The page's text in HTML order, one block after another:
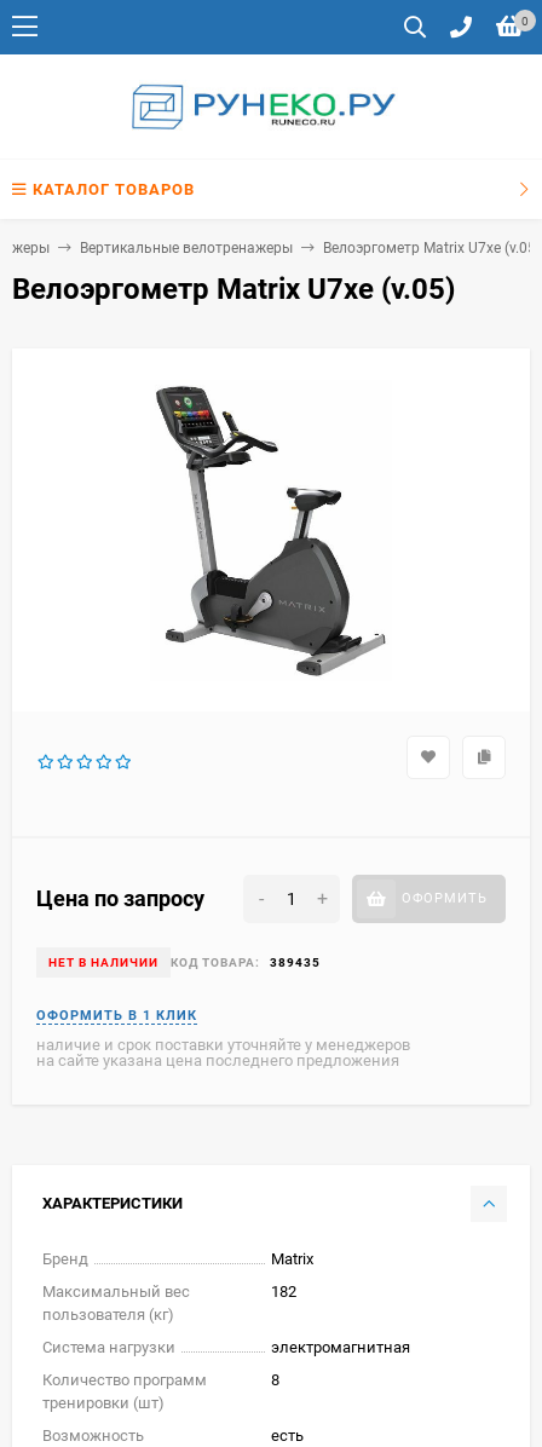
0
КАТАЛОГ ТОВАРОВ
Вертикальные велотренажеры Велоэргометр Matrix U7xe (v.05)
Велоэргометр Matrix U7xe (v.05)
Цена по запросу - + ОФОРМИТЬ
НЕТ В НАЛИЧИИ КОД ТОВАРА: 389435
наличие и срок поставки уточняйте у менеджеров
на сайте указана цена последнего предложения
ХАРАКТЕРИСТИКИ
Бренд
Matrix
Максимальный вес
пользователя (кг)
182
Система нагрузки
электромагнитная
Количество программ
тренировки (шт)
8
Возможность
есть